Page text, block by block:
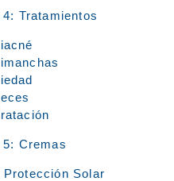
4: Tratamientos
5: Cremas
Protección Solar